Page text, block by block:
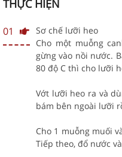
THỰC HIỆN
01
Sơ chế lưỡi heo
Cho một muỗng
gừng vào nồi nước.
80 độ C thì cho lưỡi
Vớt lưỡi heo ra và
bám bên ngoài lưỡi
Cho 1 muỗng muối
Tiếp theo, đổ nước